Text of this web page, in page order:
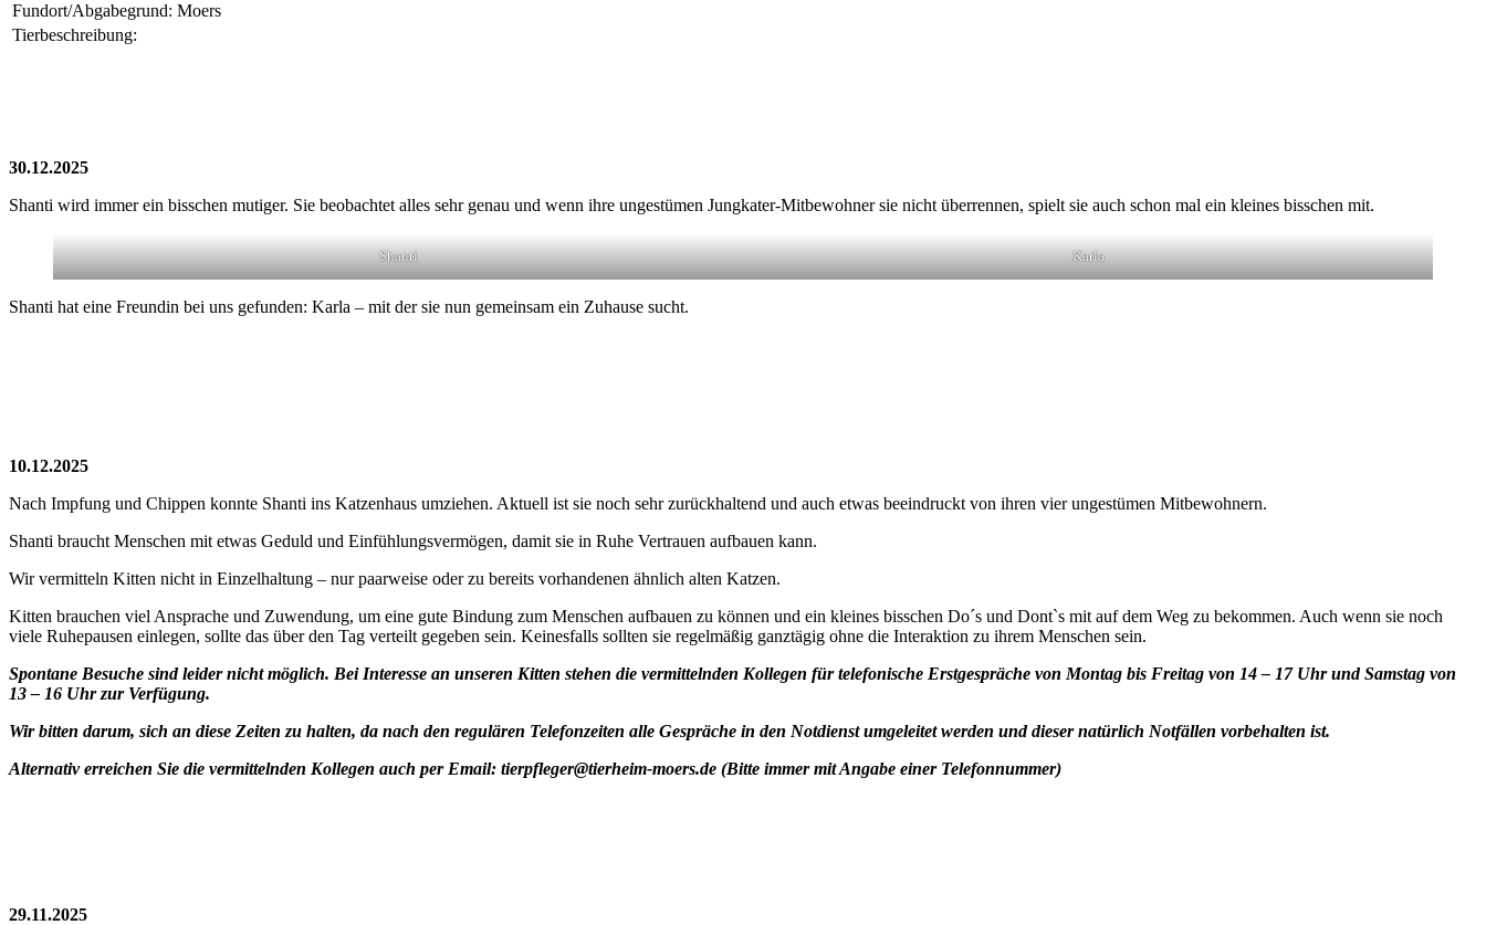
Fundort/Abgabegrund: Moers
Tierbeschreibung:
30.12.2025
Shanti wird immer ein bisschen mutiger. Sie beobachtet alles sehr genau und wenn ihre ungestümen Jungkater-Mitbewohner sie nicht überrennen, spielt sie auch schon mal ein kleines bisschen mit.
Shanti Karla
Shanti hat eine Freundin bei uns gefunden: Karla – mit der sie nun gemeinsam ein Zuhause sucht.
10.12.2025
Nach Impfung und Chippen konnte Shanti ins Katzenhaus umziehen. Aktuell ist sie noch sehr zurückhaltend und auch etwas beeindruckt von ihren vier ungestümen Mitbewohnern.
Shanti braucht Menschen mit etwas Geduld und Einfühlungsvermögen, damit sie in Ruhe Vertrauen aufbauen kann.
Wir vermitteln Kitten nicht in Einzelhaltung – nur paarweise oder zu bereits vorhandenen ähnlich alten Katzen.
Kitten brauchen viel Ansprache und Zuwendung, um eine gute Bindung zum Menschen aufbauen zu können und ein kleines bisschen Do´s und Dont`s mit auf dem Weg zu bekommen. Auch wenn sie noch
viele Ruhepausen einlegen, sollte das über den Tag verteilt gegeben sein. Keinesfalls sollten sie regelmäßig ganztägig ohne die Interaktion zu ihrem Menschen sein.
Spontane Besuche sind leider nicht möglich. Bei Interesse an unseren Kitten stehen die vermittelnden Kollegen für telefonische Erstgespräche von Montag bis Freitag von 14 – 17 Uhr und Samstag von
13 – 16 Uhr zur Verfügung.
Wir bitten darum, sich an diese Zeiten zu halten, da nach den regulären Telefonzeiten alle Gespräche in den Notdienst umgeleitet werden und dieser natürlich Notfällen vorbehalten ist.
Alternativ erreichen Sie die vermittelnden Kollegen auch per Email: tierpfleger@tierheim-moers.de (Bitte immer mit Angabe einer Telefonnummer)
29.11.2025